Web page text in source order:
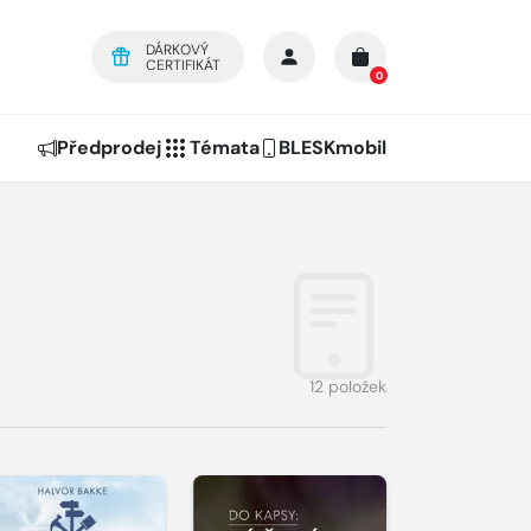
DÁRKOVÝ
CERTIFIKÁT
0
Předprodej Témata BLESKmobil
12 položek